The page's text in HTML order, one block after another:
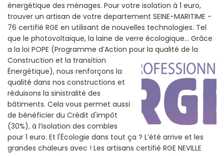
énergétique des ménages. Pour votre isolation à 1 euro,
trouver un artisan de votre departement SEINE-MARITIME -
76 certifié RGE en utilisant de nouvelles technologies. Tel
que le photovoltaïque, la laine de verre écologique... Grâce
a la loi POPE (Programme d’Action pour la qualité de la
Construction et la transition
Énergétique), nous renforçons la
qualité dans nos constructions et
réduisons la sinistralité des
bâtiments. Cela vous permet aussi
de bénéficier du Crédit d'impôt
(30%), à l’isolation des combles
pour 1 euro. Et l'Écologie dans tout ça ? L’été arrive et les
grandes chaleurs avec ! Les artisans certifié RGE NEVILLE